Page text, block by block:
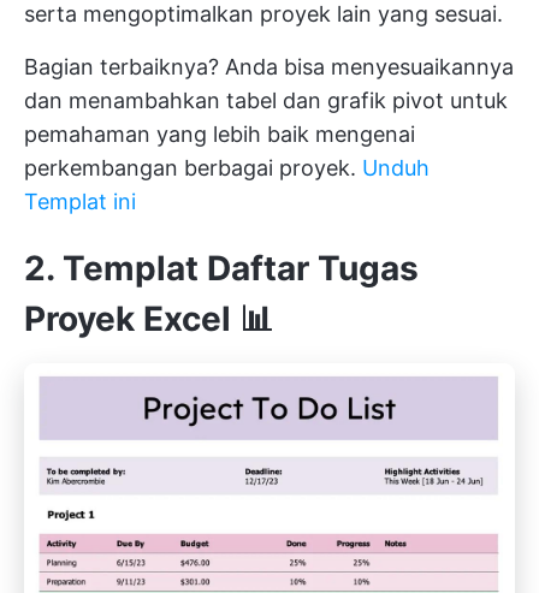
serta mengoptimalkan proyek lain yang sesuai.
Bagian terbaiknya? Anda bisa menyesuaikannya
dan menambahkan tabel dan grafik pivot untuk
pemahaman yang lebih baik mengenai
perkembangan berbagai proyek. Unduh
Templat ini
2. Templat Daftar Tugas
Proyek Excel 📊